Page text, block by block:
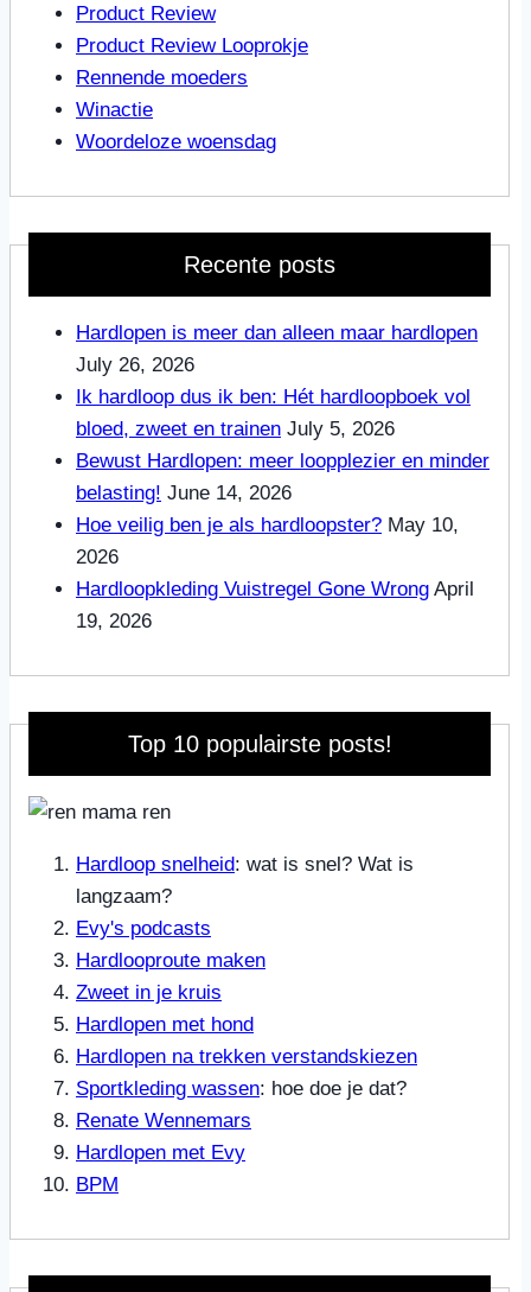
Product Review
Product Review Looprokje
Rennende moeders
Winactie
Woordeloze woensdag
Recente posts
Hardlopen is meer dan alleen maar hardlopen
July 26, 2026
Ik hardloop dus ik ben: Hét hardloopboek vol
bloed, zweet en trainen July 5, 2026
Bewust Hardlopen: meer loopplezier en minder
belasting! June 14, 2026
Hoe veilig ben je als hardloopster? May 10,
2026
Hardloopkleding Vuistregel Gone Wrong April
19, 2026
Top 10 populairste posts!
Hardloop snelheid: wat is snel? Wat is
langzaam?
Evy's podcasts
Hardlooproute maken
Zweet in je kruis
Hardlopen met hond
Hardlopen na trekken verstandskiezen
Sportkleding wassen: hoe doe je dat?
Renate Wennemars
Hardlopen met Evy
BPM